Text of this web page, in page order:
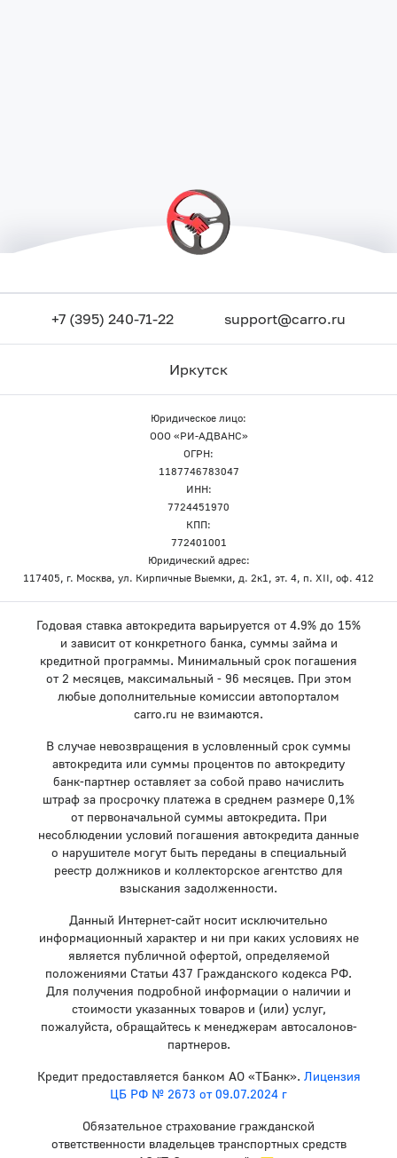
+7 (395) 240-71-22 support@carro.ru
Иркутск
Юридическое лицо:
ООО «РИ-АДВАНС»
ОГРН:
1187746783047
ИНН:
7724451970
КПП:
772401001
Юридический адрес:
117405, г. Москва, ул. Кирпичные Выемки, д. 2к1, эт. 4, п. XII, оф. 412
Годовая ставка автокредита варьируется от 4.9% до 15%
и зависит от конкретного банка, суммы займа и
кредитной программы. Минимальный срок погашения
от 2 месяцев, максимальный - 96 месяцев. При этом
любые дополнительные комиссии автопорталом
carro.ru не взимаются.
В случае невозвращения в условленный срок суммы
автокредита или суммы процентов по автокредиту
банк-партнер оставляет за собой право начислить
штраф за просрочку платежа в среднем размере 0,1%
от первоначальной суммы автокредита. При
несоблюдении условий погашения автокредита данные
о нарушителе могут быть переданы в специальный
реестр должников и коллекторское агентство для
взыскания задолженности.
Данный Интернет-сайт носит исключительно
информационный характер и ни при каких условиях не
является публичной офертой, определяемой
положениями Статьи 437 Гражданского кодекса РФ.
Для получения подробной информации о наличии и
стоимости указанных товаров и (или) услуг,
пожалуйста, обращайтесь к менеджерам автосалонов-
партнеров.
Кредит предоставляется банком АО «ТБанк». Лицензия
ЦБ РФ № 2673 от 09.07.2024 г
Обязательное страхование гражданской
ответственности владельцев транспортных средств